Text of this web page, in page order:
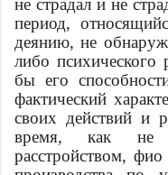
не страдал и не
период,
деянию, не
либо психического
бы его
фактический
своих действий и
время, как не
расстройством, фио